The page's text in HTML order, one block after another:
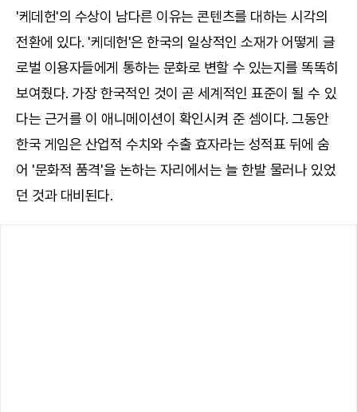
'케데헌'의 수상이 남다른 이유는 콘텐츠를 대하는 시각의
전환에 있다. '케데헌'은 한국의 일상적인 소재가 어떻게 글
로벌 이용자들에게 통하는 문화로 변할 수 있는지를 똑똑히
보여줬다. 가장 한국적인 것이 곧 세계적인 표준이 될 수 있
다는 근거를 이 애니메이션이 확인시켜 준 셈이다. 그동안
한국 게임은 산업적 수치와 수출 효자라는 성적표 뒤에 숨
어 '문화적 품격'을 논하는 자리에서는 늘 한발 물러나 있었
던 것과 대비된다.